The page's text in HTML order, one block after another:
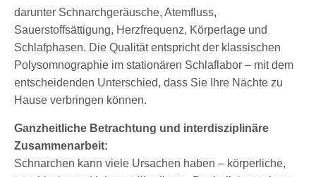
darunter Schnarchgeräusche, Atemfluss,
Sauerstoffsättigung, Herzfrequenz, Körperlage und
Schlafphasen. Die Qualität entspricht der klassischen
Polysomnographie im stationären Schlaflabor – mit dem
entscheidenden Unterschied, dass Sie Ihre Nächte zu
Hause verbringen können.
Ganzheitliche Betrachtung und interdisziplinäre
Zusammenarbeit:
Schnarchen kann viele Ursachen haben – körperliche,